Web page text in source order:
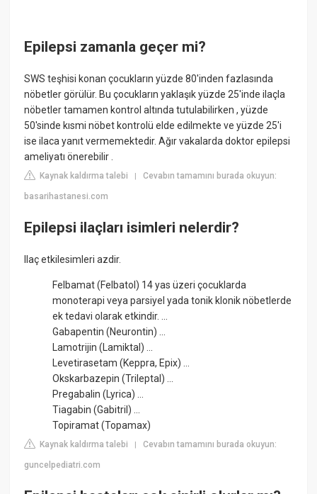
Epilepsi zamanla geçer mi?
SWS teşhisi konan çocukların yüzde 80'inden fazlasında
nöbetler görülür. Bu çocukların yaklaşık yüzde 25'inde ilaçla
nöbetler tamamen kontrol altında tutulabilirken , yüzde
50'sinde kısmi nöbet kontrolü elde edilmekte ve yüzde 25'i
ise ilaca yanıt vermemektedir. Ağır vakalarda doktor epilepsi
ameliyatı önerebilir .
Kaynak kaldırma talebi |Cevabın tamamını burada okuyun:
basarihastanesi.com
Epilepsi ilaçları isimleri nelerdir?
Ilaç etkilesimleri azdir.
Felbamat (Felbatol) 14 yas üzeri çocuklarda
monoterapi veya parsiyel yada tonik klonik nöbetlerde
ek tedavi olarak etkindir. ...
Gabapentin (Neurontin) ...
Lamotrijin (Lamiktal) ...
Levetirasetam (Keppra, Epix) ...
Okskarbazepin (Trileptal) ...
Pregabalin (Lyrica) ...
Tiagabin (Gabitril) ...
Topiramat (Topamax)
Kaynak kaldırma talebi |Cevabın tamamını burada okuyun:
guncelpediatri.com